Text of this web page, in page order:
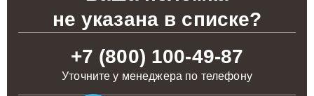
не указана в списке?
+7 (800) 100-49-87
Уточните у менеджера по телефону